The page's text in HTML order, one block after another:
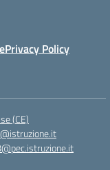
Privacy Policy
(CE)